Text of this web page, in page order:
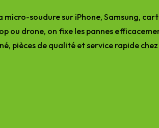
micro-soudure sur iPhone, Samsung,
ou drone, on fixe les pannes
pièces de qualité et service rapide